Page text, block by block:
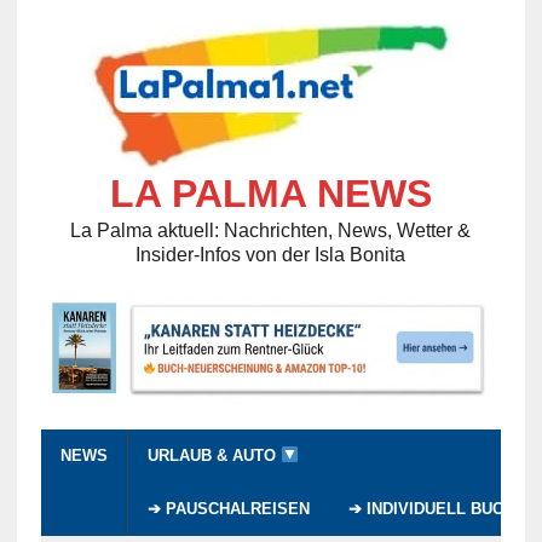
LA PALMA NEWS
La Palma aktuell: Nachrichten, News, Wetter &
Insider-Infos von der Isla Bonita
NEWS URLAUB & AUTO
➔ PAUSCHALREISEN ➔ INDIVIDUELL BUCHEN